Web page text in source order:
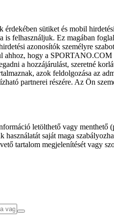
sütiket és mobil
is felhasználjuk. Ez magában
azonosítók személyre
hogy a
a hozzájárulást, szeretné
azok feldolgozása az
partnerei részére. Az Ön
letölthető vagy
saját maga
tartalom megjelenítését vagy